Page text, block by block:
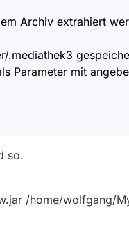
Archiv extrahiert
.mediathek3
Parameter mit
so.
/home/wolfgang/